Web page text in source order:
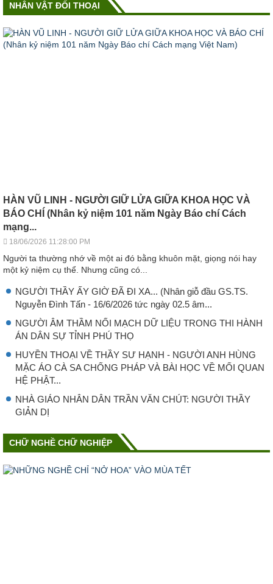
NHÂN VẬT ĐỐI THOẠI
HÀN VŨ LINH - NGƯỜI GIỮ LỬA GIỮA KHOA HỌC VÀ
BÁO CHÍ (Nhân kỷ niệm 101 năm Ngày Báo chí Cách
mạng...
18/06/2026 11:28:00 PM
Người ta thường nhớ về một ai đó bằng khuôn mặt, giọng nói hay
một kỷ niệm cụ thể. Nhưng cũng có...
NGƯỜI THẦY ẤY GIỜ ĐÃ ĐI XA... (Nhân giỗ đầu GS.TS.
Nguyễn Đình Tấn - 16/6/2026 tức ngày 02.5 âm...
NGƯỜI ÂM THẦM NỐI MẠCH DỮ LIỆU TRONG THI HÀNH
ÁN DÂN SỰ TỈNH PHÚ THỌ
HUYỀN THOẠI VỀ THẦY SƯ HẠNH - NGƯỜI ANH HÙNG
MẶC ÁO CÀ SA CHỐNG PHÁP VÀ BÀI HỌC VỀ MỐI QUAN
HỆ PHẬT...
NHÀ GIÁO NHÂN DÂN TRẦN VĂN CHÚT: NGƯỜI THẦY
GIẢN DỊ
CHỮ NGHỀ CHỮ NGHIỆP